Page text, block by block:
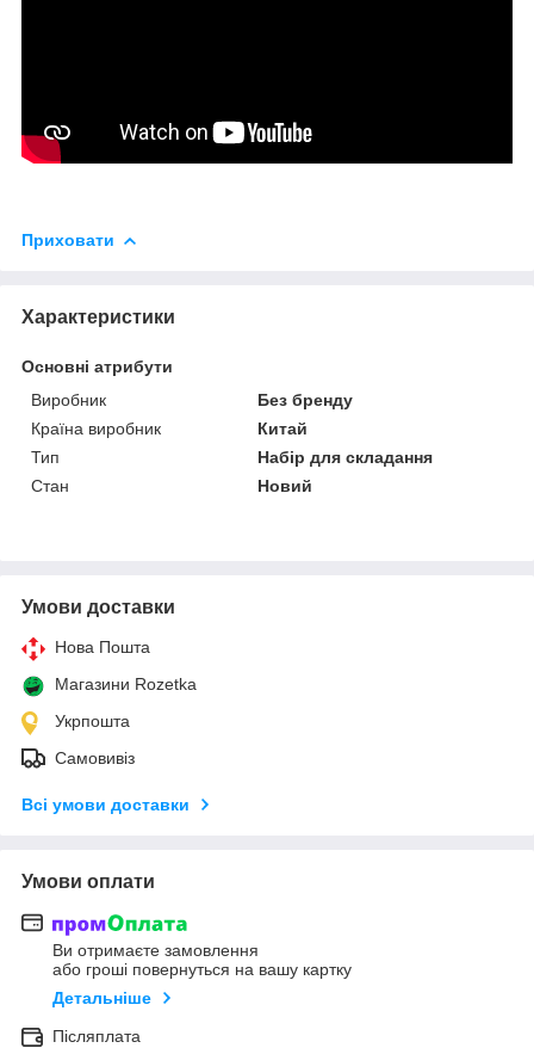
Приховати
Характеристики
Основні атрибути
Виробник
Без бренду
Країна виробник
Китай
Тип
Набір для складання
Стан
Новий
Умови доставки
Нова Пошта
Магазини Rozetka
Укрпошта
Самовивіз
Всі умови доставки
Умови оплати
Ви отримаєте замовлення
або гроші повернуться на вашу картку
Детальніше
Післяплата